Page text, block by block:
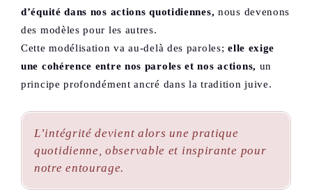
d’équité dans nos actions quotidiennes, nous devenons
des modèles pour les autres.
Cette modélisation va au-delà des paroles; elle exige
une cohérence entre nos paroles et nos actions, un
principe profondément ancré dans la tradition juive.
L’intégrité devient alors une pratique
quotidienne, observable et inspirante pour
notre entourage.